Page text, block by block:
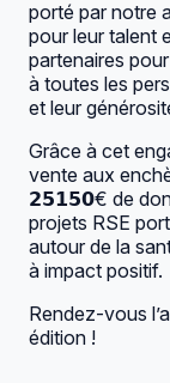
porté par notre
pour leur talent
partenaires
à toutes les
et leur
Grâce à cet
vente aux
𝟮𝟱𝟭𝟱𝟬€ de
projets RSE
autour de la
à impact positif.
Rendez-vous
édition !